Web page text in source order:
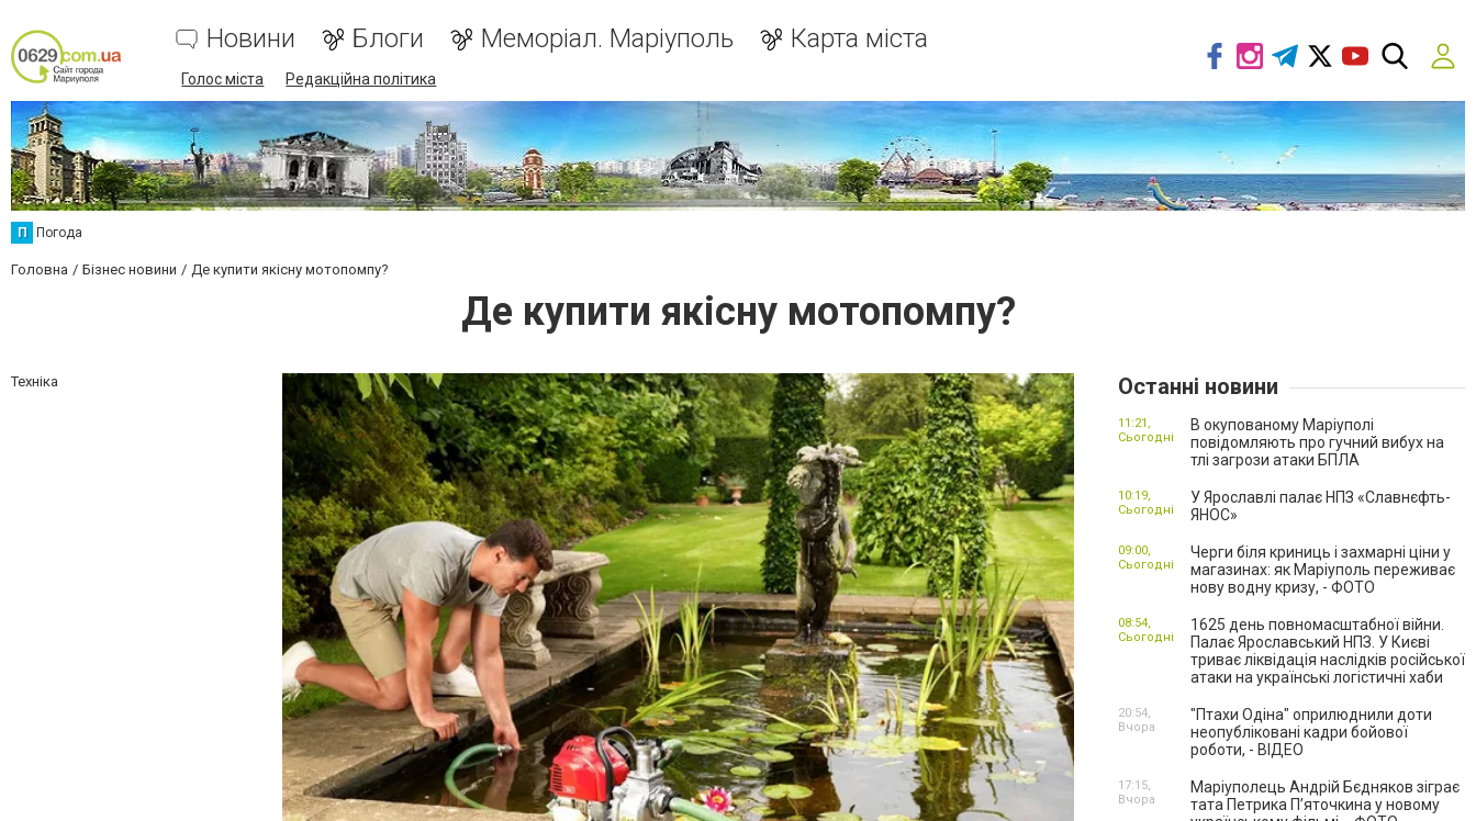
Новини Блоги Меморіал. Маріуполь Карта міста
Голос міста Редакційна політика
П Погода
Головна Бізнес новини Де купити якісну мотопомпу?
Де купити якісну мотопомпу?
Техніка Останні новини
В окупованому Маріуполі
повідомляють про гучний вибух на
тлі загрози атаки БПЛА
11:21,
Сьогодні
У Ярославлі палає НПЗ «Славнєфть-
ЯНОС»
10:19,
Сьогодні
Черги біля криниць і захмарні ціни у
магазинах: як Маріуполь переживає
нову водну кризу, - ФОТО
09:00,
Сьогодні
1625 день повномасштабної війни.
Палає Ярославський НПЗ. У Києві
триває ліквідація наслідків російської
атаки на українські логістичні хаби
08:54,
Сьогодні
"Птахи Одіна" оприлюднили доти
неопубліковані кадри бойової
роботи, - ВІДЕО
20:54,
Вчора
Маріуполець Андрій Бєдняков зіграє
тата Петрика П’яточкина у новому
17:15,
Вчора